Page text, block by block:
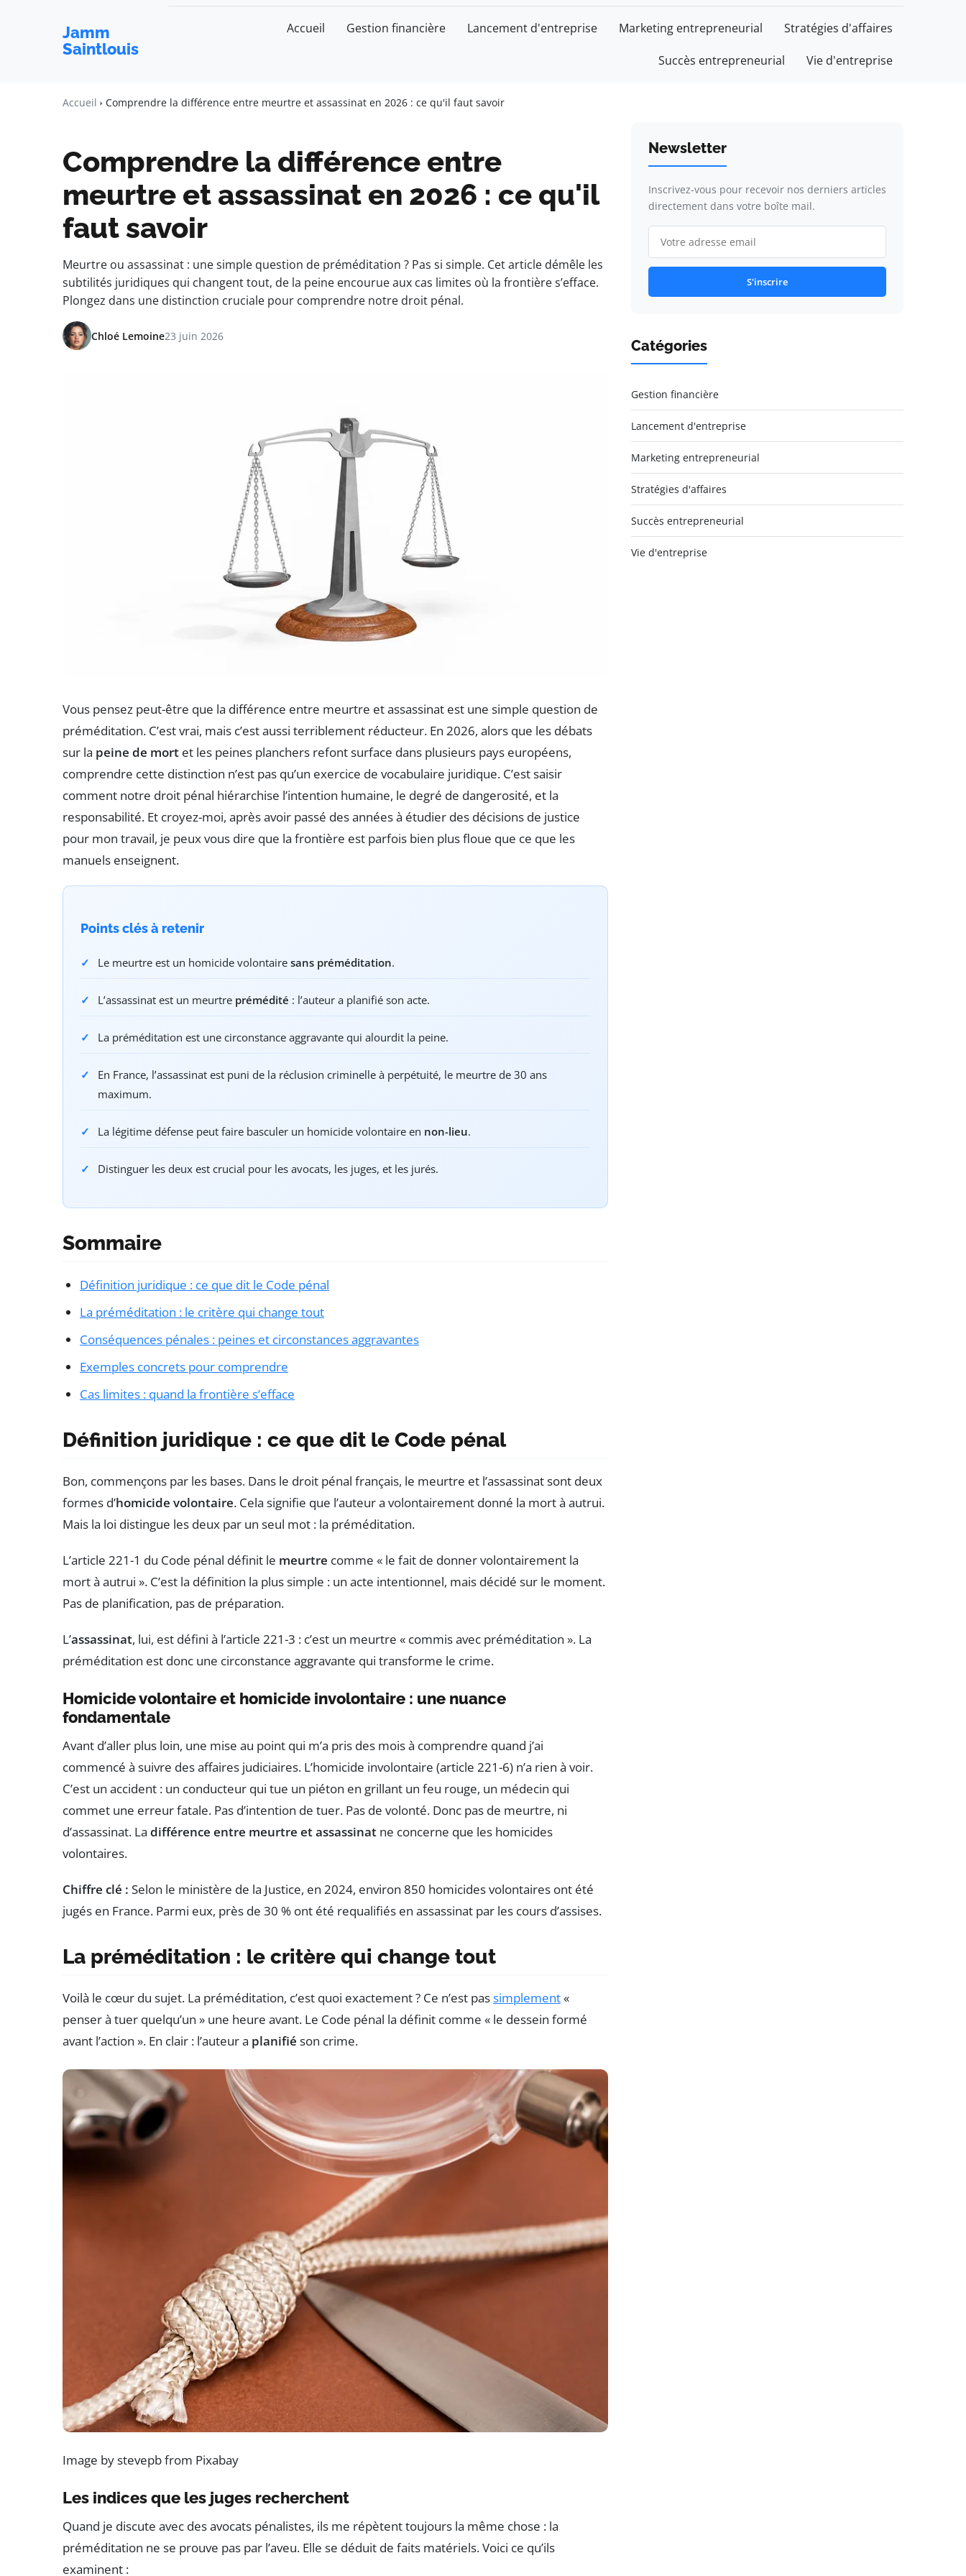
Jamm
Saintlouis
Accueil Gestion financière Lancement d'entreprise Marketing entrepreneurial Stratégies d'affaires
Succès entrepreneurial Vie d'entreprise
Accueil Comprendre la différence entre meurtre et assassinat en 2026 : ce qu'il faut savoir
Comprendre la différence entre
meurtre et assassinat en 2026 : ce qu'il
faut savoir
Meurtre ou assassinat : une simple question de préméditation ? Pas si simple. Cet article démêle les
subtilités juridiques qui changent tout, de la peine encourue aux cas limites où la frontière s’efface.
Plongez dans une distinction cruciale pour comprendre notre droit pénal.
Chloé Lemoine23 juin 2026
Vous pensez peut-être que la différence entre meurtre et assassinat est une simple question de
préméditation. C’est vrai, mais c’est aussi terriblement réducteur. En 2026, alors que les débats
sur la peine de mort et les peines planchers refont surface dans plusieurs pays européens,
comprendre cette distinction n’est pas qu’un exercice de vocabulaire juridique. C’est saisir
comment notre droit pénal hiérarchise l’intention humaine, le degré de dangerosité, et la
responsabilité. Et croyez-moi, après avoir passé des années à étudier des décisions de justice
pour mon travail, je peux vous dire que la frontière est parfois bien plus floue que ce que les
manuels enseignent.
Points clés à retenir
Le meurtre est un homicide volontaire sans préméditation.
L’assassinat est un meurtre prémédité : l’auteur a planifié son acte.
La préméditation est une circonstance aggravante qui alourdit la peine.
En France, l’assassinat est puni de la réclusion criminelle à perpétuité, le meurtre de 30 ans
maximum.
La légitime défense peut faire basculer un homicide volontaire en non-lieu.
Distinguer les deux est crucial pour les avocats, les juges, et les jurés.
Sommaire
Définition juridique : ce que dit le Code pénal
La préméditation : le critère qui change tout
Conséquences pénales : peines et circonstances aggravantes
Exemples concrets pour comprendre
Cas limites : quand la frontière s’efface
Définition juridique : ce que dit le Code pénal
Bon, commençons par les bases. Dans le droit pénal français, le meurtre et l’assassinat sont deux
formes d’homicide volontaire. Cela signifie que l’auteur a volontairement donné la mort à autrui.
Mais la loi distingue les deux par un seul mot : la préméditation.
L’article 221-1 du Code pénal définit le meurtre comme « le fait de donner volontairement la
mort à autrui ». C’est la définition la plus simple : un acte intentionnel, mais décidé sur le moment.
Pas de planification, pas de préparation.
L’assassinat, lui, est défini à l’article 221-3 : c’est un meurtre « commis avec préméditation ». La
préméditation est donc une circonstance aggravante qui transforme le crime.
Homicide volontaire et homicide involontaire : une nuance
fondamentale
Avant d’aller plus loin, une mise au point qui m’a pris des mois à comprendre quand j’ai
commencé à suivre des affaires judiciaires. L’homicide involontaire (article 221-6) n’a rien à voir.
C’est un accident : un conducteur qui tue un piéton en grillant un feu rouge, un médecin qui
commet une erreur fatale. Pas d’intention de tuer. Pas de volonté. Donc pas de meurtre, ni
d’assassinat. La différence entre meurtre et assassinat ne concerne que les homicides
volontaires.
Chiffre clé : Selon le ministère de la Justice, en 2024, environ 850 homicides volontaires ont été
jugés en France. Parmi eux, près de 30 % ont été requalifiés en assassinat par les cours d’assises.
La préméditation : le critère qui change tout
Voilà le cœur du sujet. La préméditation, c’est quoi exactement ? Ce n’est passimplement«
penser à tuer quelqu’un » une heure avant. Le Code pénal la définit comme « le dessein formé
avant l’action ». En clair : l’auteur a planifié son crime.
Image by stevepb from Pixabay
Les indices que les juges recherchent
Quand je discute avec des avocats pénalistes, ils me répètent toujours la même chose : la
préméditation ne se prouve pas par l’aveu. Elle se déduit de faits matériels. Voici ce qu’ils
examinent :
Newsletter
Inscrivez-vous pour recevoir nos derniers articles
directement dans votre boîte mail.
S'inscrire
Catégories
Gestion financière
Lancement d'entreprise
Marketing entrepreneurial
Stratégies d'affaires
Succès entrepreneurial
Vie d'entreprise